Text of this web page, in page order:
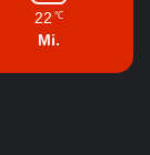
22 ℃
Mi.